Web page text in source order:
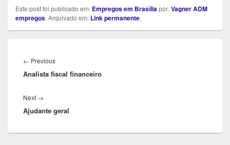
Este post foi publicado em: Empregos em Brasíliapor:Vagner ADM
empregos. Arquivado em: Link permanente.
de
Post
← PreviousPrevious
post:
Analista fiscal financeiro
Next →
post:
Ajudante geral